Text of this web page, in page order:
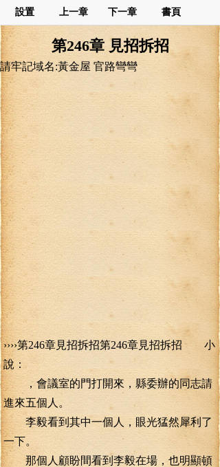
設置 上一章 下一章 書頁
第246章 見招拆招
請牢記域名:黃金屋 官路彎彎
››››第246章見招拆招第246章見招拆招 小
說：
，會議室的門打開來，縣委辦的同志請
進來五個人。
李毅看到其中一個人，眼光猛然犀利了
一下。
那個人顧盼間看到李毅在場，也明顯頓